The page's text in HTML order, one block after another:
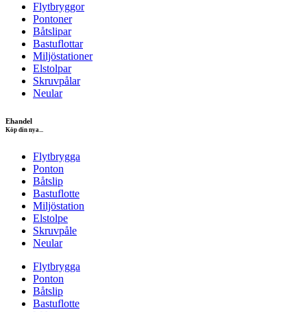
Flytbryggor
Pontoner
Båtslipar
Bastuflottar
Miljöstationer
Elstolpar
Skruvpålar
Neular
Ehandel
Köp din nya...
Flytbrygga
Ponton
Båtslip
Bastuflotte
Miljöstation
Elstolpe
Skruvpåle
Neular
Flytbrygga
Ponton
Båtslip
Bastuflotte